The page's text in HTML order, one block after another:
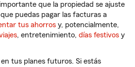
que la propiedad se ajuste
puedas pagar las facturas a
tus ahorros y, potencialmente,
, entretenimiento, días festivos y
tus planes futuros. Si estás